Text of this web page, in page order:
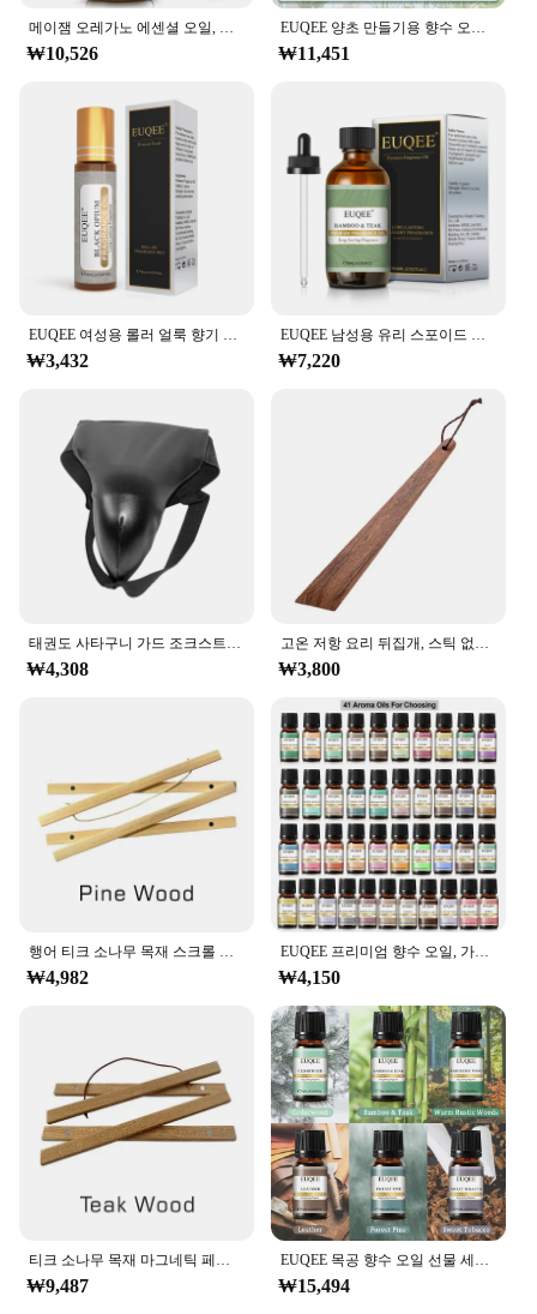
businesses alike. Whether you're looking for a
single bench to enhance your patio or a set to create
a cohesive seating area, this product offers a range
an ideal choice for both residential and commercial
spaces, ensuring that everyone can enjoy the
benefits of this stylish and functional piece of
outdoor furniture.
₩10,526 ₩11,451
EUQEE 여성용 롤러 얼룩 향기 오일, 신선한 라인 코코넛 바닐라 엔젤, 아로마 테라피, DIY 비누, 양초 만들기, 10ml
₩3,432
EUQEE 남성용 유리 스포이드 가죽 향수 오일, 대나무 및 티크 숲 소나무 초콜릿 커피 아로마 오일, DIY 향수, 60ml
₩7,220
태권도 사타구니 가드 조크스트랩 사타구니 가랑이 보호대, 운동 훈련용 조절 가능, 남녀공용 MMA 파이팅 무에아트 산타
₩4,308
고온 저항 요리 뒤집개, 스틱 없음, 티크 우드 국자 스푼, 삽 오일 저항, 야외 캠핑 바베큐용
₩3,800
행어 티크 소나무 목재 스크롤 페인팅 프레임, 마그네틱 포스터, 5 색 목재 사진 프레임, 블랙 화이트 캔버스 프레임, 2130 40, 50cm
₩4,982
EUQEE 프리미엄 향수 오일, 가습기 디퓨저, 코코넛 바닐라 숲 소나무 백단향 대나무 및 티크 망고 아로마 오일, 10ml
₩4,150
티크 소나무 목재 마그네틱 페인팅 프레임, 나무 사진 프레임, 페인팅 캔버스 포스터 프레임, 캔버스 프레임, 아트 행거, 크리스마스, 21-100 cm
₩9,487
EUQEE 목공 향수 오일 선물 세트, 달콤한 담배, 숲 소나무, 가죽, 삼나무, 따뜻한 소박한 숲, 대나무 티크, 6 병, 10ml
₩15,494